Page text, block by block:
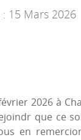
15 Mars 2026
2026 à
que ce
en